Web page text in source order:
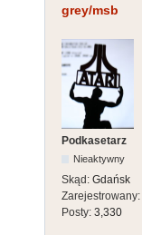
grey/msb
Podkasetarz
Nieaktywny
Skąd: Gdańsk
Zarejestrowany:
Posty: 3,330